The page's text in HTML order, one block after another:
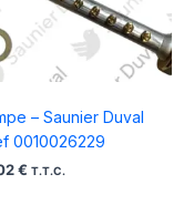
– Saunier Duval
0010026229
€ T.T.C.